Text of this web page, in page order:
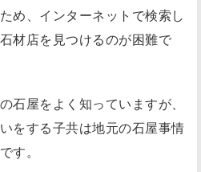
め、インターネットで検索し
材店を見つけるのが困難で
石屋をよく知っていますが、
をする子共は地元の石屋事情
す。